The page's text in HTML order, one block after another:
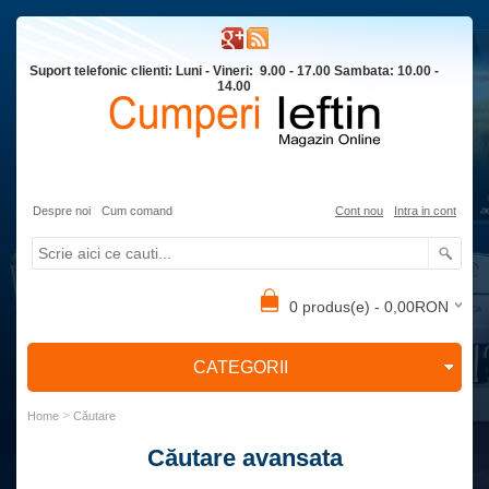
Suport telefonic clienti: Luni - Vineri: 9.00 - 17.00 Sambata: 10.00 -
14.00
Despre noi Cum comand Cont nou Intra in cont
0 produs(e) - 0,00RON
CATEGORII
Home > Căutare
Căutare avansata